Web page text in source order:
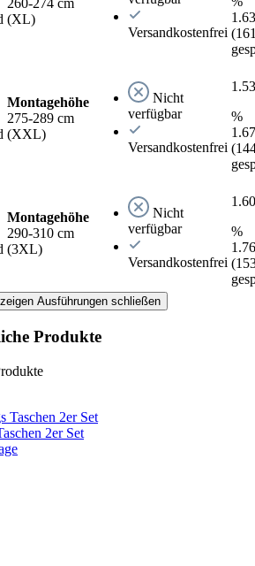
260-274 cm
(XL)
Versandkostenfrei
Montagehöhe
275-289 cm
(XXL)
Nicht
verfügbar
Versandkostenfrei
%
Montagehöhe
290-310 cm
(3XL)
Nicht
verfügbar
Versandkostenfrei
%
Ausführungen schließen
Produkte
2er Set